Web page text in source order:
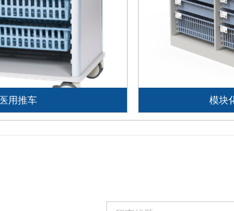
医用推车 模块